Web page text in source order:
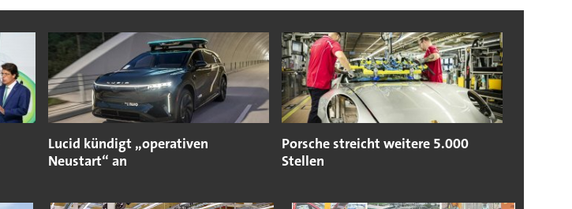
Lucid kündigt „operativen
Neustart“ an
Porsche streicht weitere 5.000
Stellen